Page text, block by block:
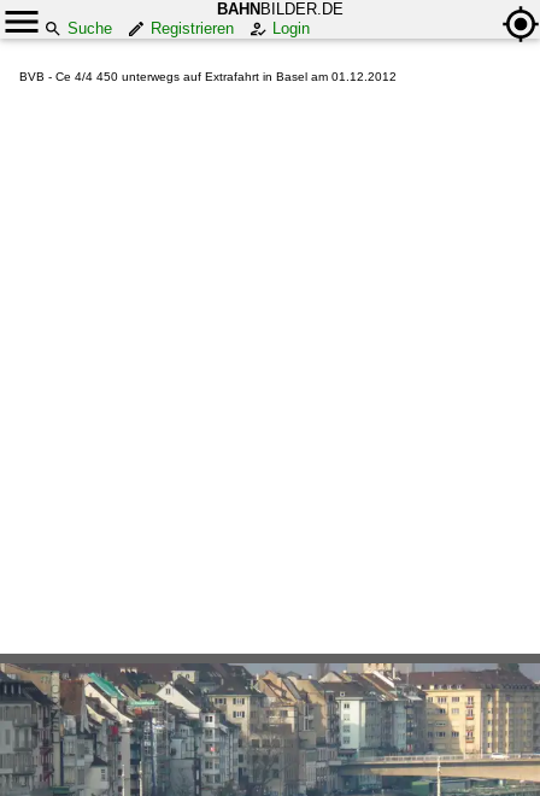
BAHN BILDER.DE
Suche
Registrieren Login
BVB - Ce 4/4 450 unterwegs auf Extrafahrt in Basel am 01.12.2012